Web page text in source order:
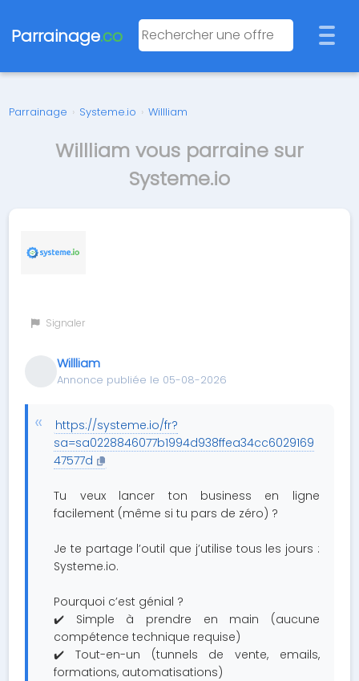
Parrainage.co
Parrainage › Systeme.io › Willliam
Willliam vous parraine sur
Systeme.io
Signaler
Willliam
Annonce publiée le 05-08-2026
https://systeme.io/fr?
sa=sa0228846077b1994d938ffea34cc6029169
47577d
Tu veux lancer ton business en ligne
facilement (même si tu pars de zéro) ?
Je te partage l’outil que j’utilise tous les jours :
Systeme.io.
Pourquoi c’est génial ?
✔️ Simple à prendre en main (aucune
compétence technique requise)
✔️ Tout-en-un (tunnels de vente, emails,
formations, automatisations)